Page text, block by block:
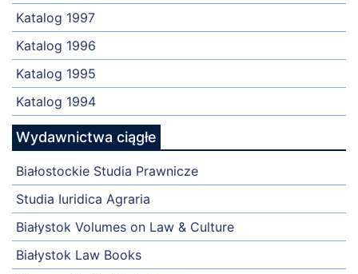
Katalog 1997
Katalog 1996
Katalog 1995
Katalog 1994
Wydawnictwa ciągłe
Białostockie Studia Prawnicze
Studia Iuridica Agraria
Białystok Volumes on Law & Culture
Białystok Law Books